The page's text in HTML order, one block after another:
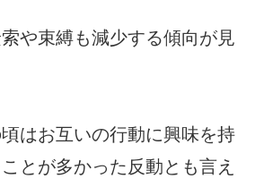
や束縛も減少する傾向が見
はお互いの行動に興味を持
とが多かった反動とも言え